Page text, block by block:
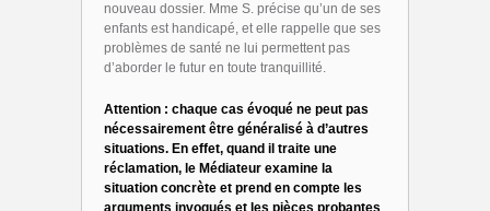
nouveau dossier. Mme S. précise qu’un de ses
enfants est handicapé, et elle rappelle que ses
problèmes de santé ne lui permettent pas
d’aborder le futur en toute tranquillité.
Attention : chaque cas évoqué ne peut pas
nécessairement être généralisé à d’autres
situations. En effet, quand il traite une
réclamation, le Médiateur examine la
situation concrète et prend en compte les
arguments invoqués et les pièces probantes